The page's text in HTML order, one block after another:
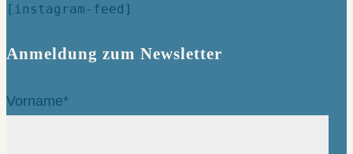
[instagram-feed]
Anmeldung zum Newsletter
Vorname*